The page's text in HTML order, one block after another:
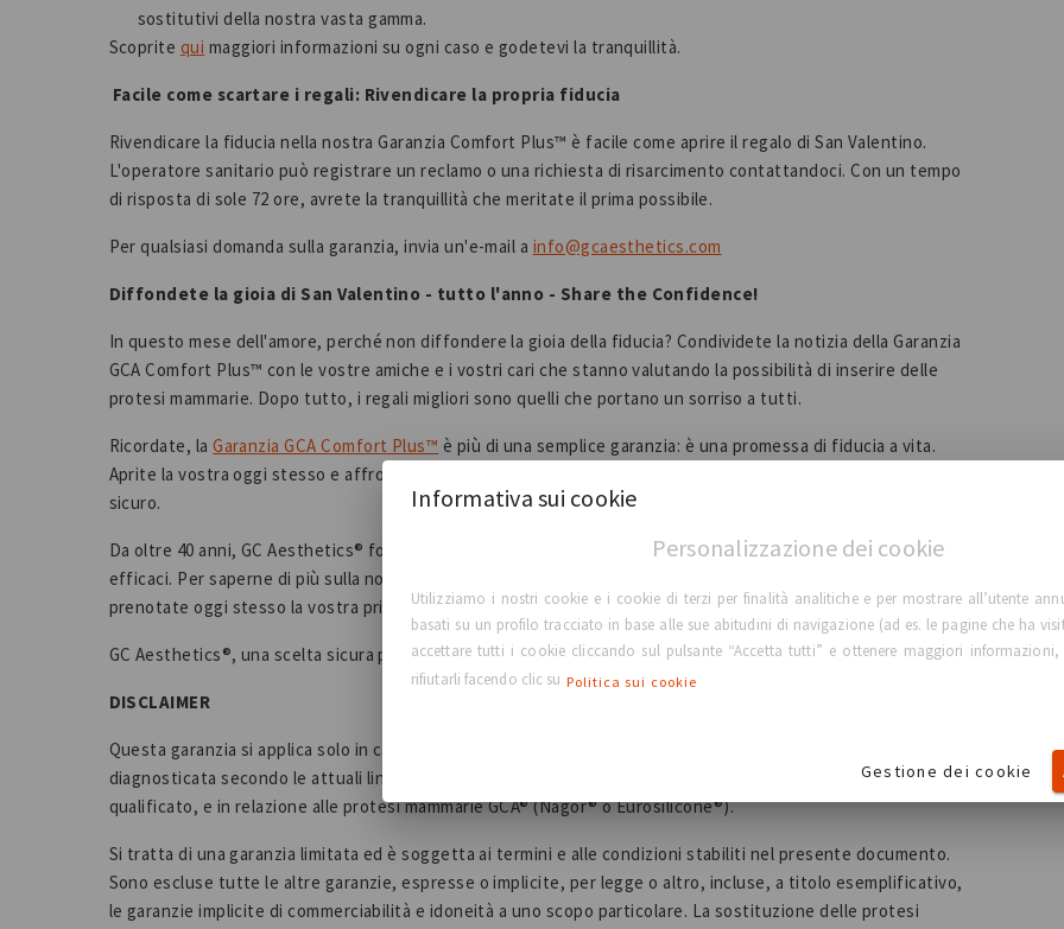
sostitutivi della nostra vasta gamma.
Scoprite qui maggiori informazioni su ogni caso e godetevi la tranquillità.
Facile come scartare i regali: Rivendicare la propria fiducia
Rivendicare la fiducia nella nostra Garanzia Comfort Plus™ è facile come aprire il regalo di San Valentino.
L'operatore sanitario può registrare un reclamo o una richiesta di risarcimento contattandoci. Con un tempo
di risposta di sole 72 ore, avrete la tranquillità che meritate il prima possibile.
Per qualsiasi domanda sulla garanzia, invia un'e-mail a info@gcaesthetics.com
Diffondete la gioia di San Valentino - tutto l'anno - Share the Confidence!
In questo mese dell'amore, perché non diffondere la gioia della fiducia? Condividete la notizia della Garanzia
GCA Comfort Plus™ con le vostre amiche e i vostri cari che stanno valutando la possibilità di inserire delle
protesi mammarie. Dopo tutto, i regali migliori sono quelli che portano un sorriso a tutti.
Ricordate, laGaranzia GCA Comfort Plus™ è più di una semplice garanzia: è una promessa di fiducia a vita.
Aprite la vostra oggi stesso e affrontate l'anno nuovo con la certezza di essere coperti in modo splendido e
sicuro.
Da oltre 40 anni, GC Aesthetics® fornisce alle donne di tutto il mondo protesi mammarie affidabili, sicure ed
efficaci. Per saperne di più sulla nostra vasta gamma di protesi mammarie
prenotate oggi stesso la vostra prima visita con un chirurgo plastico certificato.
GC Aesthetics®️, una scelta sicura per Life™️
DISCLAIMER
Questa garanzia si applica solo in caso di evidenza di rottura o contrattura capsulare, o se la BIA-ALCL è stata
diagnosticata secondo le attuali linee guida raccomandate da un medico registrato adeguatamente
qualificato, e in relazione alle protesi mammarie GCA® (Nagor® o Eurosilicone®).
Si tratta di una garanzia limitata ed è soggetta ai termini e alle condizioni stabiliti nel presente documento.
Sono escluse tutte le altre garanzie, espresse o implicite, per legge o altro, incluse, a titolo esemplificativo,
le garanzie implicite di commerciabilità e idoneità a uno scopo particolare. La sostituzione delle protesi
Informativa sui cookie
Personalizzazione dei cookie
Utilizziamo i nostri cookie e i cookie di terzi per finalità analitiche e per mostrare all’utente
basati su un profilo tracciato in base alle sue abitudini di navigazione (ad es. le pagine che ha
accettare tutti i cookie cliccando sul pulsante “Accetta tutti” e ottenere maggiori
rifiutarli facendo clic su Politica sui cookie
Gestione dei cookie